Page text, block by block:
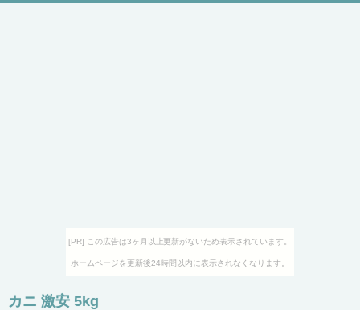
[PR] この広告は3ヶ月以上更新がないため表示されています。
ホームページを更新後24時間以内に表示されなくなります。
カニ 激安 5kg